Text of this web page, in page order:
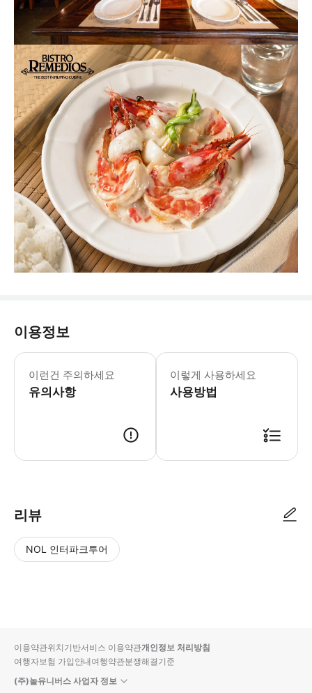
이용정보
이런건 주의하세요
유의사항
이렇게 사용하세요
사용방법
리뷰
NOL 인터파크투어
입니
다.
순
상
이용약관위치기반서비스 이용약관개인정보 처리방침
여행자보험 가입안내여행약관분쟁해결기준
(주)놀유니버스 사업자 정보